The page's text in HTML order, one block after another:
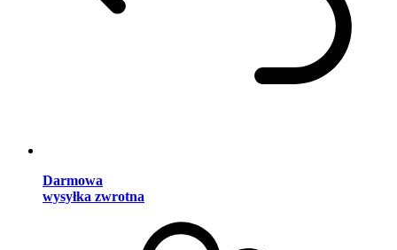
Darmowa
wysyłka zwrotna